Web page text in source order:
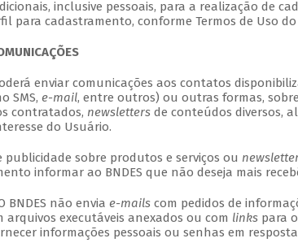
inclusive pessoais, para a realização de
para cadastramento, conforme Termos de Uso do
enviar comunicações aos contatos
SMS, e-mail, entre outros) ou outras formas,
contratados, newsletters de conteúdos diversos,
do Usuário.
publicidade sobre produtos e serviços ou
informar ao BNDES que não deseja mais
BNDES não envia e-mailscom pedidos de
arquivos executáveis anexados ou com links para o
informações pessoais ou senhas em